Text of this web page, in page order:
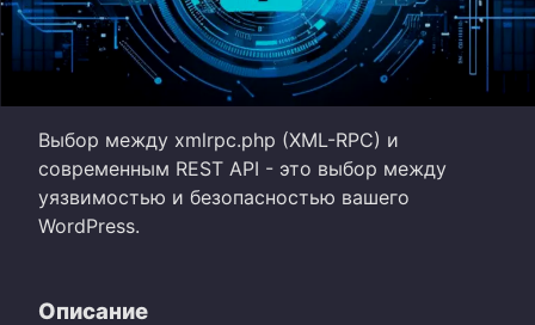
Выбор между xmlrpc.php (XML-RPC) и
современным REST API - это выбор между
уязвимостью и безопасностью вашего
WordPress.
Описание